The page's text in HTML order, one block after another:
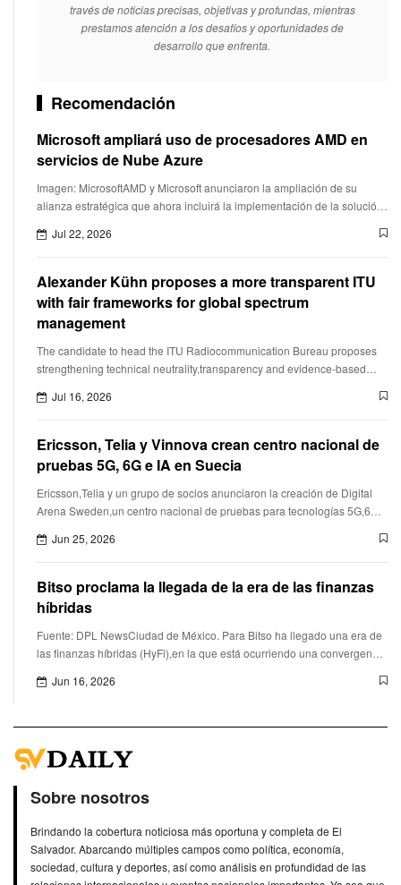
través de noticias precisas, objetivas y profundas, mientras
prestamos atención a los desafíos y oportunidades de
desarrollo que enfrenta.
Recomendación
Microsoft ampliará uso de procesadores AMD en
servicios de Nube Azure
Imagen: MicrosoftAMD y Microsoft anunciaron la ampliación de su
alianza estratégica que ahora incluirá la implementación de la solución
Jul 22, 2026
Alexander Kühn proposes a more transparent ITU
with fair frameworks for global spectrum
management
The candidate to head the ITU Radiocommunication Bureau proposes
strengthening technical neutrality,transparency and evidence-based
Jul 16, 2026
Ericsson, Telia y Vinnova crean centro nacional de
pruebas 5G, 6G e IA en Suecia
Ericsson,Telia y un grupo de socios anunciaron la creación de Digital
Arena Sweden,un centro nacional de pruebas para tecnologías 5G,6Ge
Jun 25, 2026
Bitso proclama la llegada de la era de las finanzas
híbridas
Fuente: DPL NewsCiudad de México. Para Bitso ha llegado una era de
las finanzas híbridas (HyFi),en la que está ocurriendo una convergencia
Jun 16, 2026
Sobre nosotros
Brindando la cobertura noticiosa más oportuna y completa de El
Salvador. Abarcando múltiples campos como política, economía,
sociedad, cultura y deportes, así como análisis en profundidad de las